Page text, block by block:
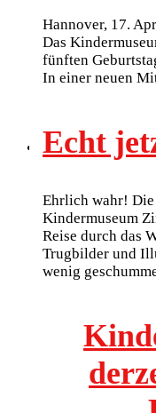
Hannover, 17.
Das
fünften
In einer neuen
Echt
Ehrlich wahr!
Kindermuseum
Reise durch das
Trugbilder und
wenig